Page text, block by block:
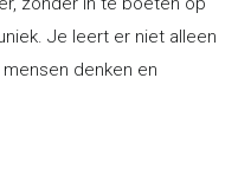
Je leert er niet alleen
denken en